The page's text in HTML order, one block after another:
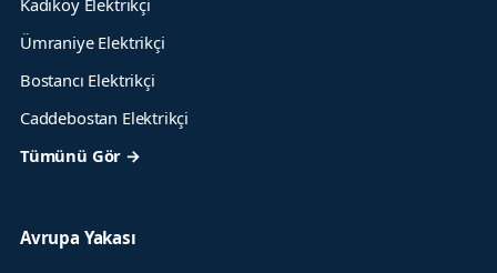
Kadıköy Elektrikçi
Ümraniye Elektrikçi
Bostancı Elektrikçi
Caddebostan Elektrikçi
Tümünü Gör →
Avrupa Yakası